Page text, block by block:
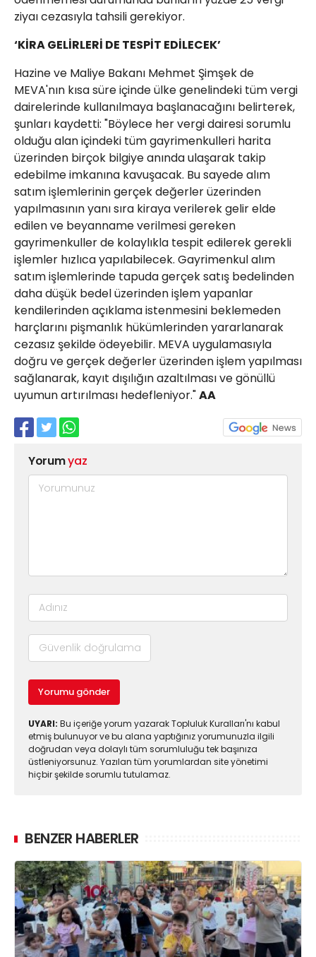
ziyaı cezasıyla tahsili gerekiyor.
‘KİRA GELİRLERİ DE TESPİT EDİLECEK’
Hazine ve Maliye Bakanı Mehmet Şimşek de
MEVA'nın kısa süre içinde ülke genelindeki tüm vergi
dairelerinde kullanılmaya başlanacağını belirterek,
şunları kaydetti: "Böylece her vergi dairesi sorumlu
olduğu alan içindeki tüm gayrimenkulleri harita
üzerinden birçok bilgiye anında ulaşarak takip
edebilme imkanına kavuşacak. Bu sayede alım
satım işlemlerinin gerçek değerler üzerinden
yapılmasının yanı sıra kiraya verilerek gelir elde
edilen ve beyanname verilmesi gereken
gayrimenkuller de kolaylıkla tespit edilerek gerekli
işlemler hızlıca yapılabilecek. Gayrimenkul alım
satım işlemlerinde tapuda gerçek satış bedelinden
daha düşük bedel üzerinden işlem yapanlar
kendilerinden açıklama istenmesini beklemeden
harçlarını pişmanlık hükümlerinden yararlanarak
cezasız şekilde ödeyebilir. MEVA uygulamasıyla
doğru ve gerçek değerler üzerinden işlem yapılması
sağlanarak, kayıt dışılığın azaltılması ve gönüllü
uyumun artırılması hedefleniyor."AA
Yorumyaz
Yorumu gönder
UYARI: Bu içeriğe yorum yazarak Topluluk Kuralları'nı kabul
etmiş bulunuyor ve bu alana yaptığınız yorumunuzla ilgili
doğrudan veya dolaylı tüm sorumluluğu tek başınıza
üstleniyorsunuz. Yazılan tüm yorumlardan site yönetimi
hiçbir şekilde sorumlu tutulamaz.
BENZER HABERLER